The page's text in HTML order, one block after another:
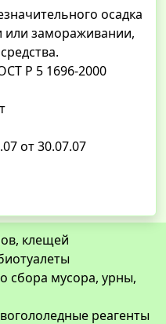
осадка
или замораживании,
Р 5 1696-2000
от 30.07.07
клещей
сбора мусора, урны,
реагенты